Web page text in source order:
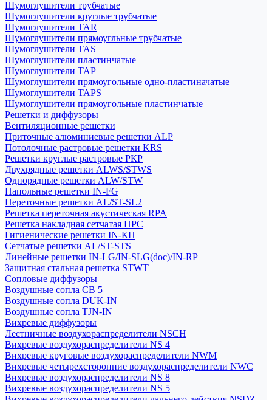
Шумоглушители трубчатые
Шумоглушители круглые трубчатые
Шумоглушители TAR
Шумоглушители прямоугльные трубчатые
Шумоглушители TAS
Шумоглушители пластинчатые
Шумоглушители TAP
Шумоглушители прямоугольные одно-пластиначатые
Шумоглушители TAPS
Шумоглушители прямоугольные пластинчатые
Решетки и диффузоры
Вентиляционные решетки
Приточные алюминиевые решетки ALP
Потолочные растровые решетки KRS
Решетки круглые растровые РКР
Двухрядные решетки ALWS/STWS
Однорядные решетки ALW/STW
Напольные решетки IN-FG
Переточные решетки AL/ST-SL2
Решетка переточная акустическая RPA
Решетка накладная сетчатая НРС
Гигиенические решетки IN-КН
Сетчатые решетки AL/ST-STS
Линейные решетки IN-LG/IN-SLG(doc)/IN-RP
Защитная стальная решетка STWT
Сопловые диффузоры
Воздушные сопла СВ 5
Воздушные сопла DUK-IN
Воздушные сопла TJN-IN
Вихревые диффузоры
Лестничные воздухораспределители NSCH
Вихревые воздухораспределители NS 4
Вихревые круговые воздухораспределители NWM
Вихревые четырехсторонние воздухораспределители NWC
Вихревые воздухораспределители NS 8
Вихревые воздухораспределители NS 5